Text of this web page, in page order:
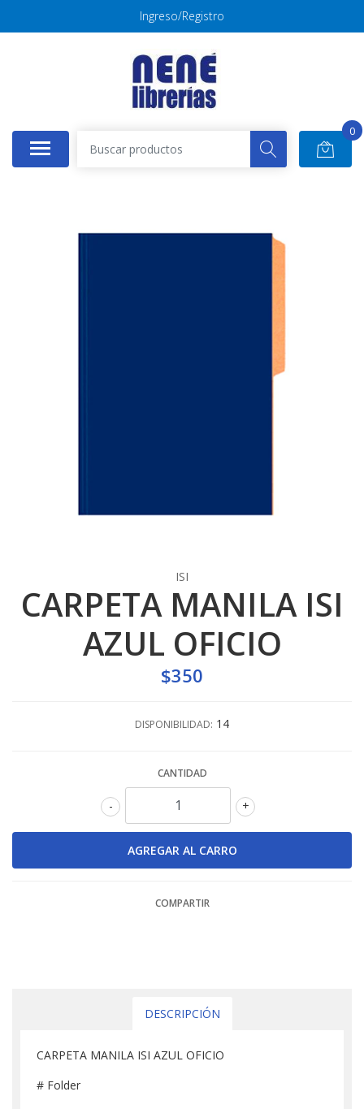
Ingreso/Registro
0
ISI
CARPETA MANILA ISI
AZUL OFICIO
$350
DISPONIBILIDAD: 14
CANTIDAD
+
-
COMPARTIR
DESCRIPCIÓN
CARPETA MANILA ISI AZUL OFICIO
# Folder